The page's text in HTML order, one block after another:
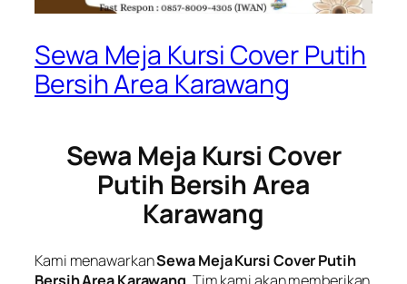
Sewa Meja Kursi Cover Putih
Bersih Area Karawang
Sewa Meja Kursi Cover
Putih Bersih Area
Karawang
Kami menawarkanSewa Meja Kursi Cover Putih